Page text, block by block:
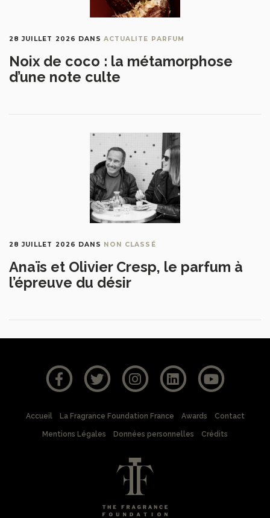
28 JUILLET 2026 DANSACTUALITE PARFUM
Noix de coco : la métamorphose
d’une note culte
28 JUILLET 2026 DANS NON CLASSÉ
Anaïs et Olivier Cresp, le parfum à
l’épreuve du désir
Accueil La Fragrance Foundation France Awards Contact
Mentions Légales Données personnelles Crédits